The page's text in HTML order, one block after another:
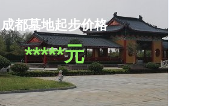
成都墓地起步价格
*****元